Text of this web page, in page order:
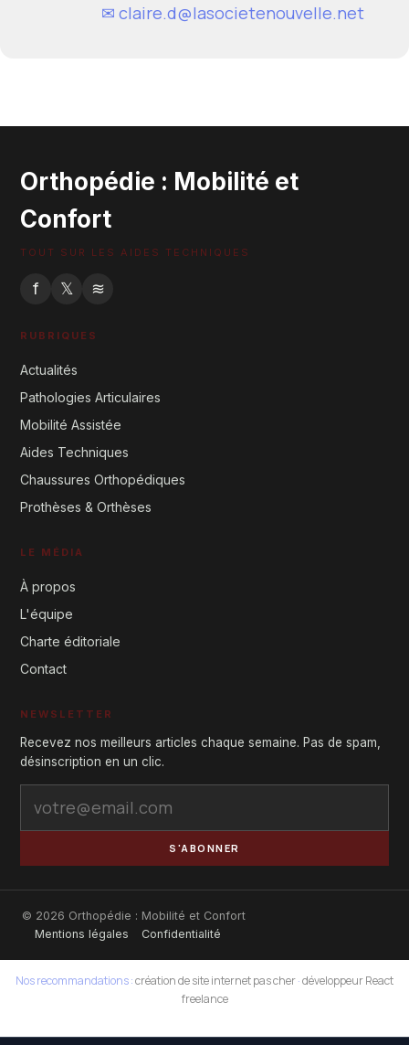
✉ claire.d@lasocietenouvelle.net
Orthopédie : Mobilité et
Confort
TOUT SUR LES AIDES TECHNIQUES
f 𝕏 ≋
RUBRIQUES
Actualités
Pathologies Articulaires
Mobilité Assistée
Aides Techniques
Chaussures Orthopédiques
Prothèses & Orthèses
LE MÉDIA
À propos
L'équipe
Charte éditoriale
Contact
NEWSLETTER
Recevez nos meilleurs articles chaque semaine. Pas de spam,
désinscription en un clic.
S'ABONNER
© 2026 Orthopédie : Mobilité et Confort
Mentions légales
Confidentialité
Nos recommandations :création de site internet pas cher·développeur React
freelance